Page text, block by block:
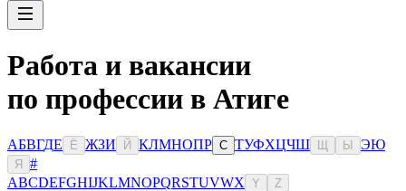
Работа и вакансии
по профессии в Атиге
АБВГДЕ Ё ЖЗИ Й КЛМНОПР С ТУФХЦЧШ Ы ЭЮ
Я
#
ABCDEFGHIJKLMNOPQRSTUVWX Y Z